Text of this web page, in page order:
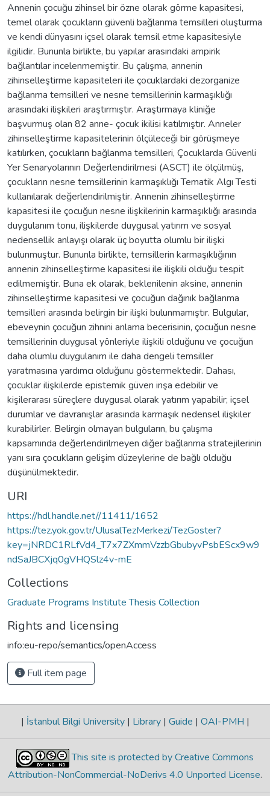
Annenin çocuğu zihinsel bir özne olarak görme kapasitesi,
temel olarak çocukların güvenli bağlanma temsilleri oluşturma
ve kendi dünyasını içsel olarak temsil etme kapasitesiyle
ilgilidir. Bununla birlikte, bu yapılar arasındaki ampirik
bağlantılar incelenmemiştir. Bu çalışma, annenin
zihinselleştirme kapasiteleri ile çocuklardaki dezorganize
bağlanma temsilleri ve nesne temsillerinin karmaşıklığı
arasındaki ilişkileri araştırmıştır. Araştırmaya kliniğe
başvurmuş olan 82 anne- çocuk ikilisi katılmıştır. Anneler
zihinselleştirme kapasitelerinin ölçüleceği bir görüşmeye
katılırken, çocukların bağlanma temsilleri, Çocuklarda Güvenli
Yer Senaryolarının Değerlendirilmesi (ASCT) ile ölçülmüş,
çocukların nesne temsillerinin karmaşıklığı Tematik Algı Testi
kullanılarak değerlendirilmiştir. Annenin zihinselleştirme
kapasitesi ile çocuğun nesne ilişkilerinin karmaşıklığı arasında
duygulanım tonu, ilişkilerde duygusal yatırım ve sosyal
nedensellik anlayışı olarak üç boyutta olumlu bir ilişki
bulunmuştur. Bununla birlikte, temsillerin karmaşıklığının
annenin zihinselleştirme kapasitesi ile ilişkili olduğu tespit
edilmemiştir. Buna ek olarak, beklenilenin aksine, annenin
zihinselleştirme kapasitesi ve çocuğun dağınık bağlanma
temsilleri arasında belirgin bir ilişki bulunmamıştır. Bulgular,
ebeveynin çocuğun zihnini anlama becerisinin, çocuğun nesne
temsillerinin duygusal yönleriyle ilişkili olduğunu ve çocuğun
daha olumlu duygulanım ile daha dengeli temsiller
yaratmasına yardımcı olduğunu göstermektedir. Dahası,
çocuklar ilişkilerde epistemik güven inşa edebilir ve
kişilerarası süreçlere duygusal olarak yatırım yapabilir; içsel
durumlar ve davranışlar arasında karmaşık nedensel ilişkiler
kurabilirler. Belirgin olmayan bulguların, bu çalışma
kapsamında değerlendirilmeyen diğer bağlanma stratejilerinin
yanı sıra çocukların gelişim düzeylerine de bağlı olduğu
düşünülmektedir.
URI
https://hdl.handle.net//11411/1652
https://tez.yok.gov.tr/UlusalTezMerkezi/TezGoster?
key=jNRDC1RLfVd4_T7x7ZXmmVzzbGbubyvPsbEScx9w9
ndSaJBCXjq0gVHQSlz4v-mE
Collections
Graduate Programs Institute Thesis Collection
Rights and licensing
info:eu-repo/semantics/openAccess
Full item page
| İstanbul Bilgi University | Library | Guide | OAI-PMH |
This site is protected by Creative Commons
Attribution-NonCommercial-NoDerivs 4.0 Unported License.